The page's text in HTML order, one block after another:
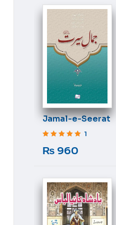
Jamal-e-Seerat
1
₨ 960